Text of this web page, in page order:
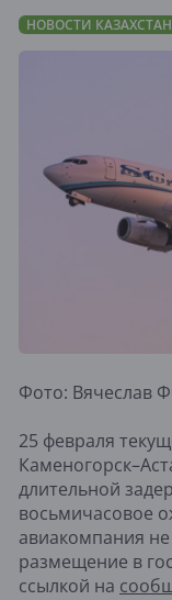
НОВОСТИ
Фото: Вячеслав
25 февраля
длительной
восьмичасовое
авиакомпания
размещение в
ссылкой на